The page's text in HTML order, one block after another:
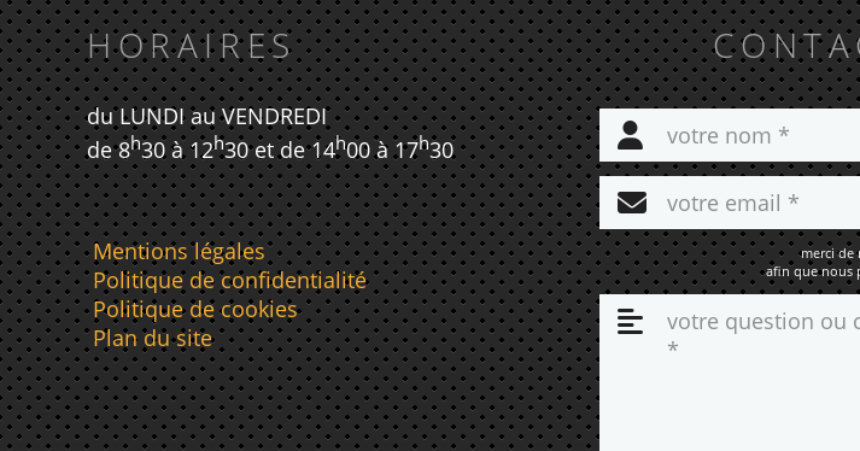
HORAIRES
du LUNDI au VENDREDI
de 8h30 à 12h30 et de 14h00 à 17h30
Mentions légales
Politique de confidentialité
Politique de cookies
Plan du site
merci de
afin que nous